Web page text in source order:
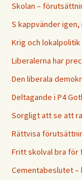
Skolan –
S kappvänder igen,
Krig och lokalpolitik
Liberalerna har
Den liberala
Deltagande i P4
Sorgligt att se att
Rättvisa
Fritt skolval bra
Cementabeslutet –